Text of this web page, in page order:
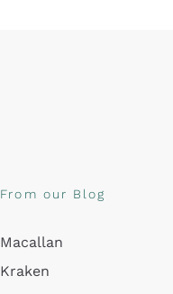
From our Blog
Macallan
Kraken